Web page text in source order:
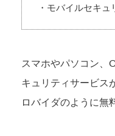
・モバイルセキュ
スマホやパソコン、
キュリティサービス
ロバイダのように無